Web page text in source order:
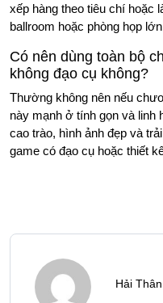
xếp hàng theo tiêu chí
ballroom hoặc phòng họp
Có nên dùng toàn bộ
không đạo cụ không?
Thường không nên nếu
này mạnh ở tính gọn và linh
cao trào, hình ảnh đẹp và
game có đạo cụ hoặc thiết
Hải Thân